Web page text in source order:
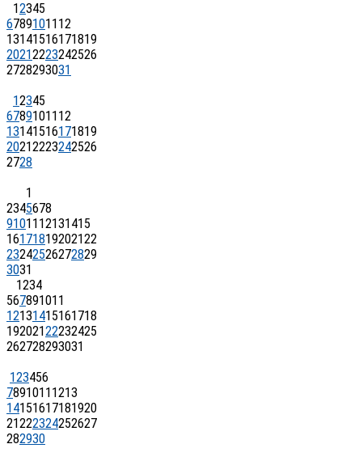
12345
67891011 12
13141516171819
20212223242526
2728293031
12345
67891011 12
13141516171819
20212223242526
2728
1
2345678
91011 12131415
16171819202122
23242526272829
3031
1234
567891011
12131415161718
19202122232425
262728293031
123456
7891011 1213
14151617181920
21222324252627
282930